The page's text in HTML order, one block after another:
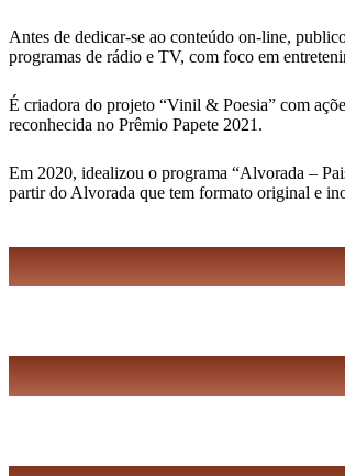
Antes de dedicar-se ao conteúdo on-line,
programas de rádio e TV, com foco em
É criadora do projeto “Vinil & Poesia” com
reconhecida no Prêmio Papete 2021.
Em 2020, idealizou o programa “Alvorada –
partir do Alvorada que tem formato original e